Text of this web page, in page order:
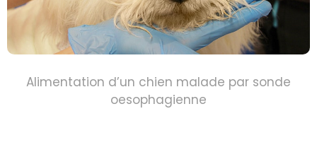
Alimentation d’un chien malade par sonde
oesophagienne